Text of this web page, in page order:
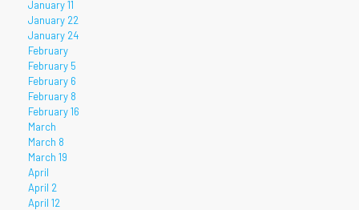
January 11
January 22
January 24
February
February 5
February 6
February 8
February 16
March
March 8
March 19
April
April 2
April 12